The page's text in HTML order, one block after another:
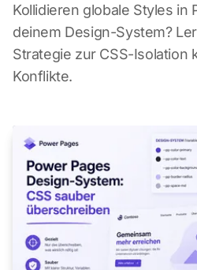
Kollidieren globale Styles in
deinem Design-System?
Strategie zur CSS-Isolation
Konflikte.